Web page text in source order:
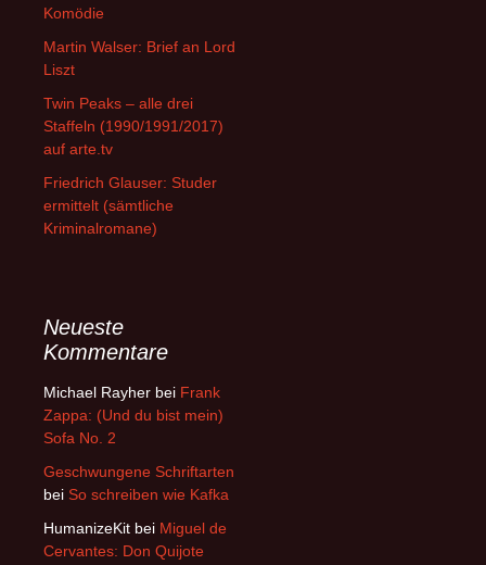
Komödie
Martin Walser: Brief an Lord
Liszt
Twin Peaks – alle drei
Staffeln (1990/1991/2017)
auf arte.tv
Friedrich Glauser: Studer
ermittelt (sämtliche
Kriminalromane)
Neueste
Kommentare
Michael Rayher bei Frank
Zappa: (Und du bist mein)
Sofa No. 2
Geschwungene Schriftarten
bei So schreiben wie Kafka
HumanizeKit bei Miguel de
Cervantes: Don Quijote